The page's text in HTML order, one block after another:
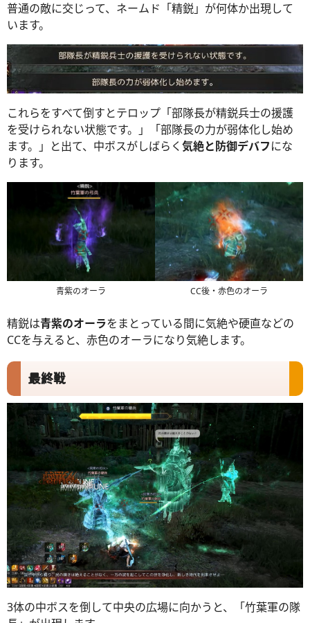
普通の敵に交じって、ネームド「精鋭」が何体か出現して
います。
これらをすべて倒すとテロップ「部隊長が精鋭兵士の援護
を受けられない状態です。」「部隊長の力が弱体化し始め
ます。」と出て、中ボスがしばらく気絶と防御デバフにな
ります。
青紫のオーラ CC後・赤色のオーラ
精鋭は青紫のオーラをまとっている間に気絶や硬直などの
CCを与えると、赤色のオーラになり気絶します。
最終戦
3体の中ボスを倒して中央の広場に向かうと、「竹葉軍の隊